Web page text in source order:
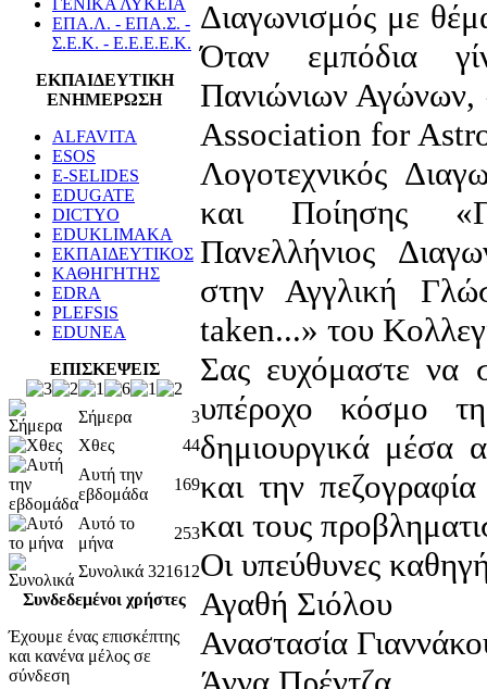
ΓΕΝΙΚΑ ΛΥΚΕΙΑ
ΕΠΑ.Λ. - ΕΠΑ.Σ. -
Σ.Ε.Κ. - Ε.Ε.Ε.Ε.Κ.
ΕΚΠΑΙΔΕΥΤΙΚΗ
ΕΝΗΜΕΡΩΣΗ
ALFAVITA
ESOS
E-SELIDES
EDUGATE
DICTYO
EDUKLIMAKA
ΕΚΠΑΙΔΕΥΤΙΚΟΣ
ΚΑΘΗΓΗΤΗΣ
EDRA
PLEFSIS
EDUNEA
ΕΠΙΣΚΕΨΕΙΣ
Σήμερα
3
Χθες
44
Αυτή την
εβδομάδα
169
Αυτό το
μήνα
253
Συνολικά 321612
Συνδεδεμένοι χρήστες
Έχουμε ένας επισκέπτης
και κανένα μέλος σε
σύνδεση
Διαγωνισμός με
Όταν εμπόδια
Πανιώνιων Αγώνων,
Association for
Λογοτεχνικός
και Ποίησης
Πανελλήνιος
στην Αγγλική
taken...» του
Σας ευχόμαστε να
υπέροχο κόσμο
δημιουργικά μέσα
και την
και τους
Οι υπεύθυνες
Αγαθή Σιόλου
Αναστασία